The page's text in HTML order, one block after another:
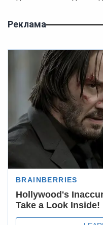
Реклама